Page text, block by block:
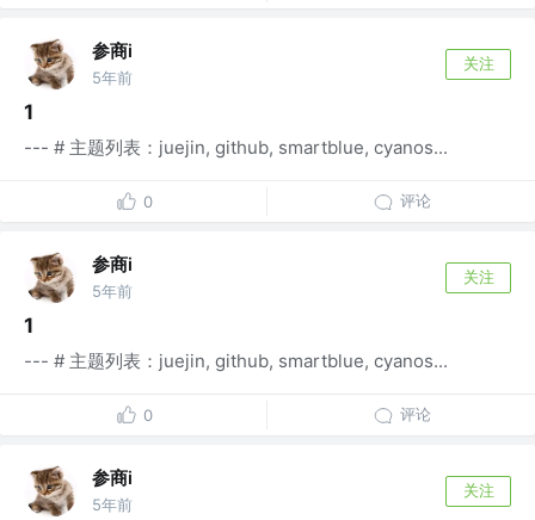
参商i
5年前
关注
1
--- # 主题列表：juejin, github, smartblue, cyanos...
0 评论
参商i
5年前
关注
1
--- # 主题列表：juejin, github, smartblue, cyanos...
0 评论
参商i
5年前
关注